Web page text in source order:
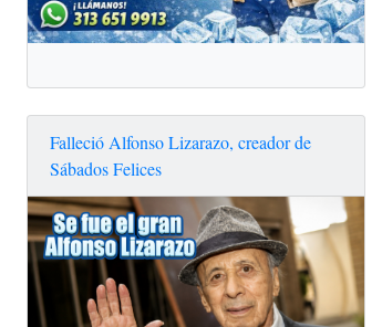
Falleció Alfonso Lizarazo, creador de
Sábados Felices